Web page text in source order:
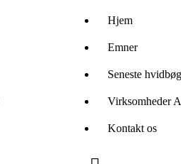
Hjem
Emner
Seneste
Virksomheder
Kontakt os